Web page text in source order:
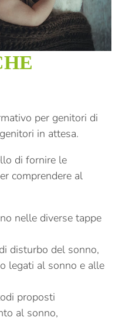
per genitori di
in attesa.
di fornire le
comprendere al
nelle diverse tappe
disturbo del sonno,
legati al sonno e alle
proposti
al sonno,